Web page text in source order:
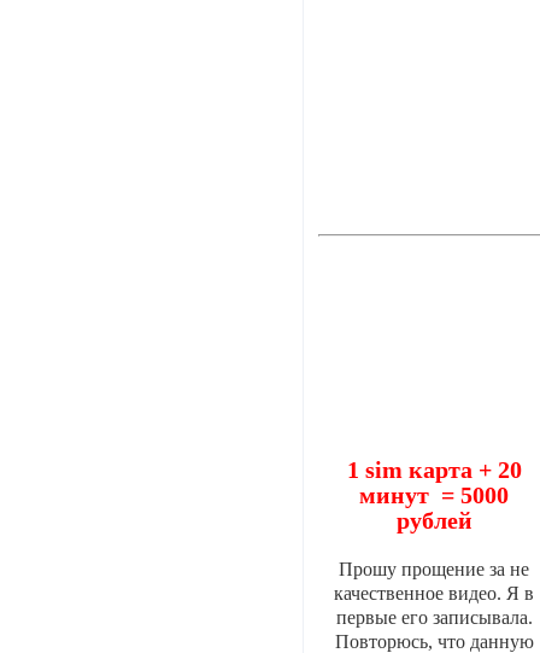
1 sim карта + 20
минут = 5000
рублей
Прошу прощение за не
качественное видео. Я в
первые его записывала.
Повторюсь, что данную